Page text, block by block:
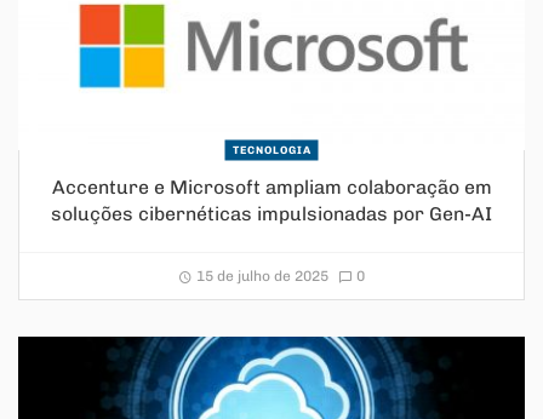
TECNOLOGIA
Accenture e Microsoft ampliam colaboração em
soluções cibernéticas impulsionadas por Gen-AI
15 de julho de 2025 0